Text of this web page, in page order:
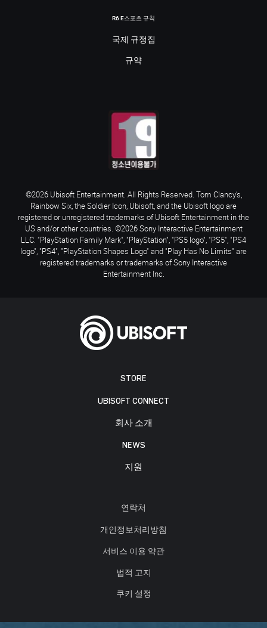
STORE
UBISOFT CONNECT
회사 소개
NEWS
지원
연락처
개인정보처리방침
서비스 이용 약관
법적 고지
쿠키 설정
R6 E스포츠 규칙
국제 규정집
규약
©2026 Ubisoft Entertainment. All Rights Reserved. Tom Clancy’s,
Rainbow Six, the Soldier Icon, Ubisoft, and the Ubisoft logo are
registered or unregistered trademarks of Ubisoft Entertainment in the
US and/or other countries. ©2026 Sony Interactive Entertainment
LLC. "PlayStation Family Mark", "PlayStation", "PS5 logo", "PS5", "PS4
logo", "PS4", "PlayStation Shapes Logo" and "Play Has No Limits" are
registered trademarks or trademarks of Sony Interactive
Entertainment Inc.